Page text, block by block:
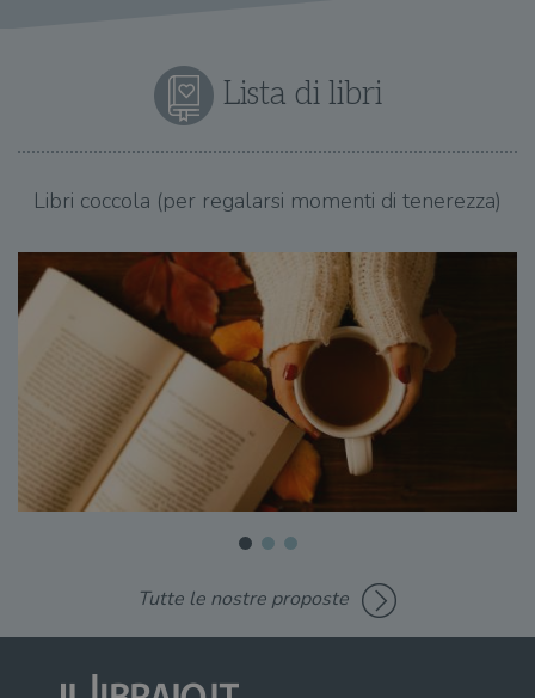
Lista di libri
Libri coccola (per regalarsi momenti di tenerezza)
Tutte le nostre proposte